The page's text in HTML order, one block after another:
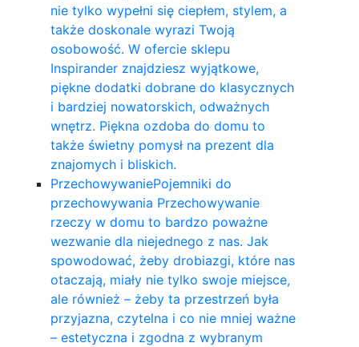
nie tylko wypełni się ciepłem, stylem, a
także doskonale wyrazi Twoją
osobowość. W ofercie sklepu
Inspirander znajdziesz wyjątkowe,
piękne dodatki dobrane do klasycznych
i bardziej nowatorskich, odważnych
wnętrz. Piękna ozdoba do domu to
także świetny pomysł na prezent dla
znajomych i bliskich.
PrzechowywaniePojemniki do
przechowywania Przechowywanie
rzeczy w domu to bardzo poważne
wezwanie dla niejednego z nas. Jak
spowodować, żeby drobiazgi, które nas
otaczają, miały nie tylko swoje miejsce,
ale również – żeby ta przestrzeń była
przyjazna, czytelna i co nie mniej ważne
– estetyczna i zgodna z wybranym